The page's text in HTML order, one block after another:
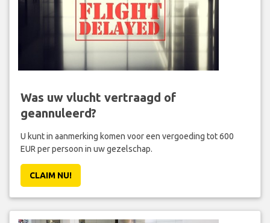
Was uw vlucht vertraagd of
geannuleerd?
U kunt in aanmerking komen voor een vergoeding tot 600
EUR per persoon in uw gezelschap.
CLAIM NU!